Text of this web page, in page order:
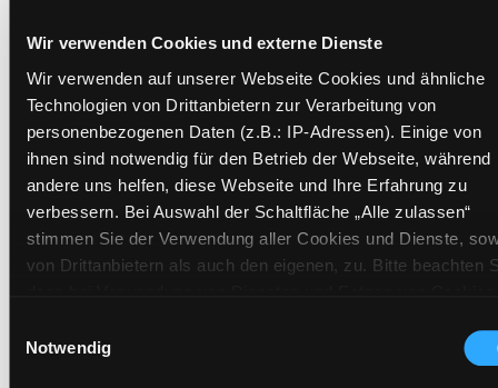
Wir verwenden Cookies und externe Dienste
Wir verwenden auf unserer Webseite Cookies und ähnliche
Technologien von Drittanbietern zur Verarbeitung von
personenbezogenen Daten (z.B.: IP-Adressen). Einige von
ihnen sind notwendig für den Betrieb der Webseite, während
andere uns helfen, diese Webseite und Ihre Erfahrung zu
verbessern. Bei Auswahl der Schaltfläche „Alle zulassen“
stimmen Sie der Verwendung aller Cookies und Dienste,
von Drittanbietern als auch den eigenen, zu. Bitte beachten
(Länder außerhalb des EWR ohne adäquates
Datenschutzniveau) stattfinden kann. In diesem
Notwendig
Exemplare
Zweigstelle:Nord - Geidorf
Signatur:JF.RF BON
Standort 2:Ausleihe
Status: Verfügbar
Vorbestellungen: 0
Barcode: